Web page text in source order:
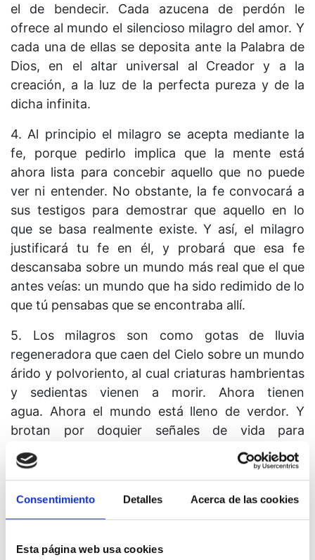
Consentimiento Detalles Acerca de las cookies
Esta página web usa cookies
el de bendecir. Cada azucena de perdón le
ofrece al mundo el silencioso milagro del amor. Y
cada una de ellas se deposita ante la Palabra de
Dios, en el altar universal al Creador y a la
creación, a la luz de la perfecta pureza y de la
dicha infinita.
4. Al principio el milagro se acepta mediante la
fe, porque pedirlo implica que la mente está
ahora lista para concebir aquello que no puede
ver ni entender. No obstante, la fe convocará a
sus testigos para demostrar que aquello en lo
que se basa realmente existe. Y así, el milagro
justificará tu fe en él, y probará que esa fe
descansaba sobre un mundo más real que el que
antes veías: un mundo que ha sido redimido de lo
que tú pensabas que se encontraba allí.
5. Los milagros son como gotas de lluvia
regeneradora que caen del Cielo sobre un mundo
árido y polvoriento, al cual criaturas hambrientas
y sedientas vienen a morir. Ahora tienen
agua. Ahora el mundo está lleno de verdor. Y
brotan por doquier señales de vida para
demostrar que lo que nace jamás puede morir,
pues lo que tiene vida es inmortal.